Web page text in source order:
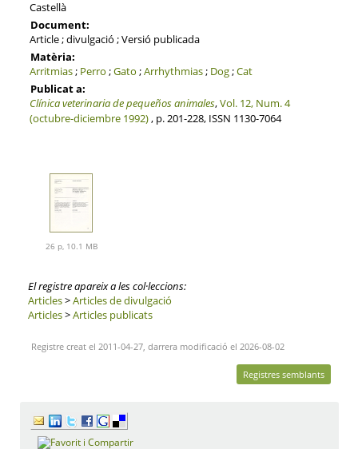
Castellà
Document:
Article ; divulgació ; Versió publicada
Matèria:
Arritmias; Perro ;Gato ;Arrhythmias; Dog;Cat
Publicat a:
Clínica veterinaria de pequeños animales,Vol. 12, Num. 4
(octubre-diciembre 1992), p. 201-228, ISSN 1130-7064
26 p, 10.1 MB
El registre apareix a les col·leccions:
Articles>Articles de divulgació
Articles>Articles publicats
Registre creat el 2011-04-27, darrera modificació el 2026-08-02
Registres semblants